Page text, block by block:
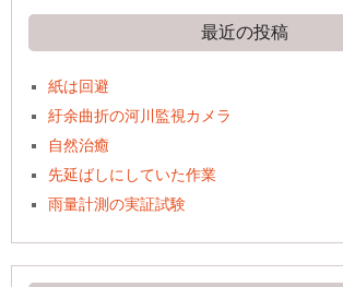
最近の投稿
紙は回避
紆余曲折の河川監視カメラ
自然治癒
先延ばしにしていた作業
雨量計測の実証試験